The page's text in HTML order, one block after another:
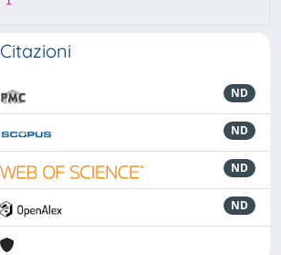
Citazioni
ND
ND
ND
ND